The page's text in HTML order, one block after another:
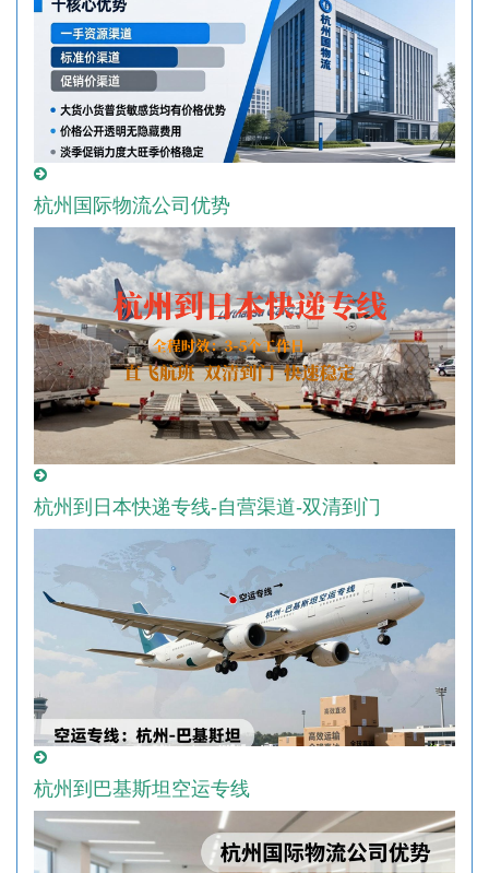
杭州国际物流公司优势
杭州到日本快递专线-自营渠道-双清到门
杭州到巴基斯坦空运专线